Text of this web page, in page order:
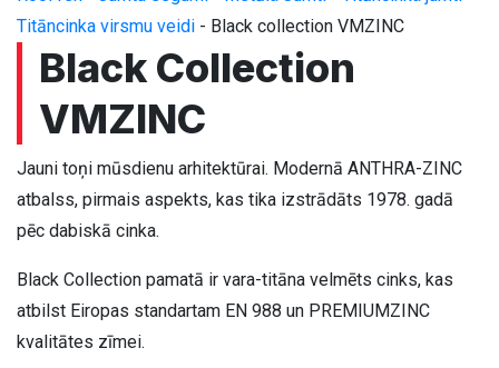
Titāncinka virsmu veidi - Black collection VMZINC
Black Collection
VMZINC
Jauni toņi mūsdienu arhitektūrai. Modernā ANTHRA-ZINC
atbalss, pirmais aspekts, kas tika izstrādāts 1978. gadā
pēc dabiskā cinka.
Black Collection pamatā ir vara-titāna velmēts cinks, kas
atbilst Eiropas standartam EN 988 un PREMIUMZINC
kvalitātes zīmei.